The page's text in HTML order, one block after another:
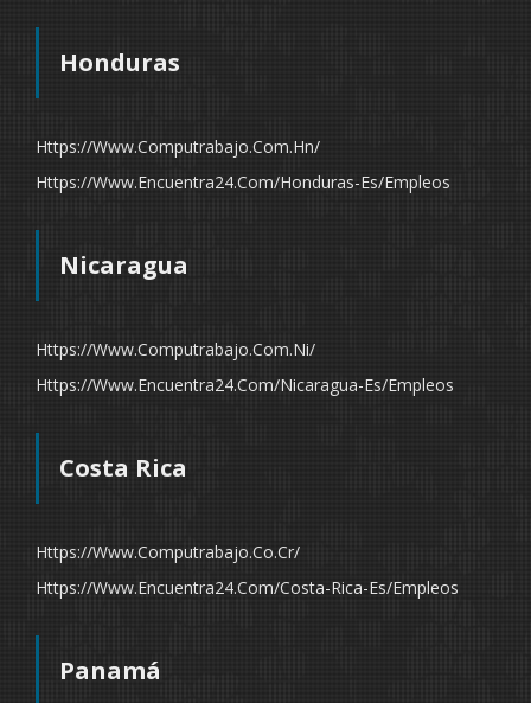
Honduras
Https://www.computrabajo.com.hn/
Https://www.encuentra24.com/honduras-Es/empleos
Nicaragua
Https://www.computrabajo.com.ni/
Https://www.encuentra24.com/nicaragua-Es/empleos
Costa Rica
Https://www.computrabajo.co.cr/
Https://www.encuentra24.com/costa-Rica-Es/empleos
Panamá